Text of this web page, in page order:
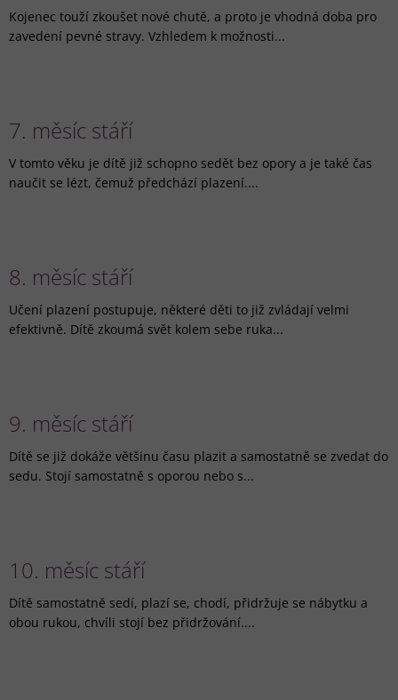
Kojenec touží zkoušet nové chutě, a proto je vhodná doba pro
zavedení pevné stravy. Vzhledem k možnosti...
7. měsíc stáří
V tomto věku je dítě již schopno sedět bez opory a je také čas
naučit se lézt, čemuž předchází plazení....
8. měsíc stáří
Učení plazení postupuje, některé děti to již zvládají velmi
efektivně. Dítě zkoumá svět kolem sebe ruka...
9. měsíc stáří
Dítě se již dokáže většinu času plazit a samostatně se zvedat do
sedu. Stojí samostatně s oporou nebo s...
10. měsíc stáří
Dítě samostatně sedí, plazí se, chodí, přidržuje se nábytku a
obou rukou, chvíli stojí bez přidržování....